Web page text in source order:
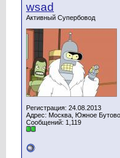
wsad
Активный Супербовод
Регистрация: 24.08.2013
Адрес: Москва, Южное Бутово
Сообщений: 1,119